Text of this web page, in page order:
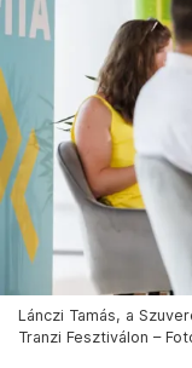
Lánczi Tamás, a
Tranzi Fesztiválon –